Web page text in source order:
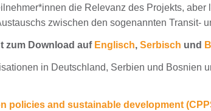
die Relevanz des Projekts, aber
zwischen den sogenannten Transit-
zum Download auf Englisch, Serbisch und
in Deutschland, Serbien und Bosnien
policies and sustainable development